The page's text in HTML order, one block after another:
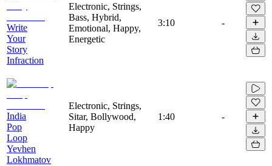
Write
Your
Story
Infraction
Electronic, Strings,
Bass, Hybrid,
Emotional, Happy,
Energetic
3:10 -
India
Pop
Loop
Yevhen
Lokhmatov
Electronic, Strings,
Sitar, Bollywood,
Happy
1:40 -